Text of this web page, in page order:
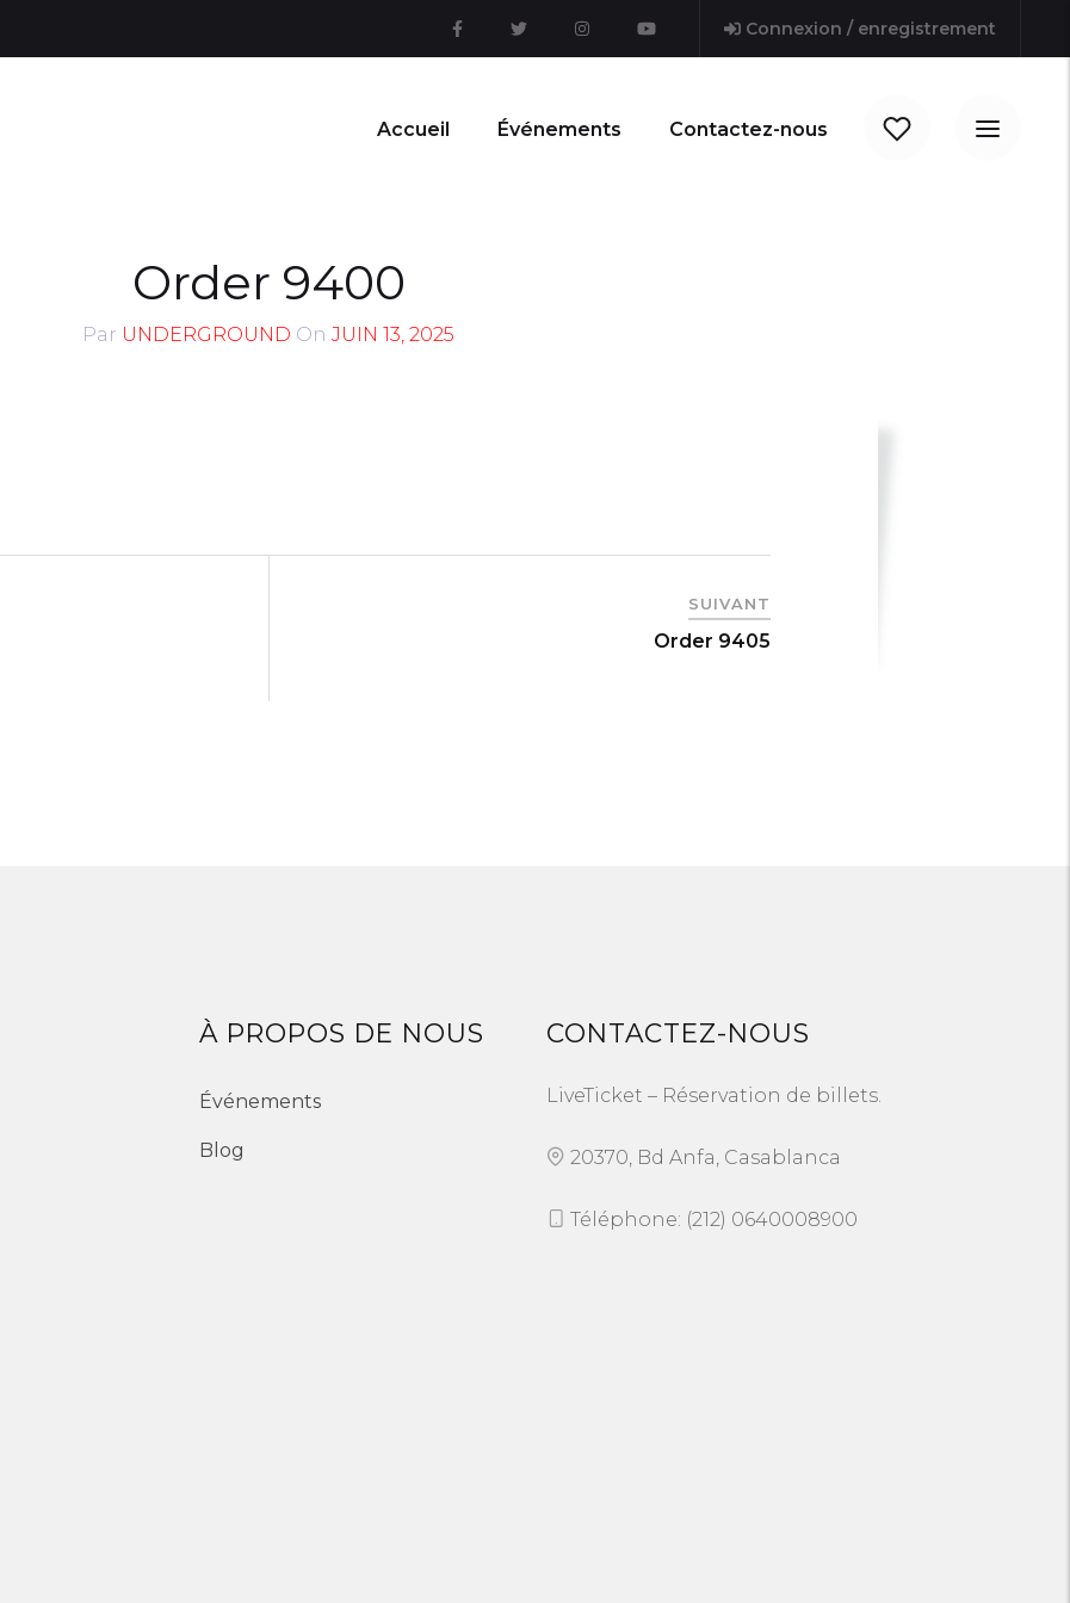
Connexion / enregistrement
Accueil Événements Contactez-nous
Order 9400
Par UNDERGROUND On JUIN 13, 2025
SUIVANT
Order 9405
À PROPOS DE NOUS
Événements
Blog
CONTACTEZ-NOUS
LiveTicket – Réservation de billets.
20370, Bd Anfa, Casablanca
Téléphone: (212) 0640008900